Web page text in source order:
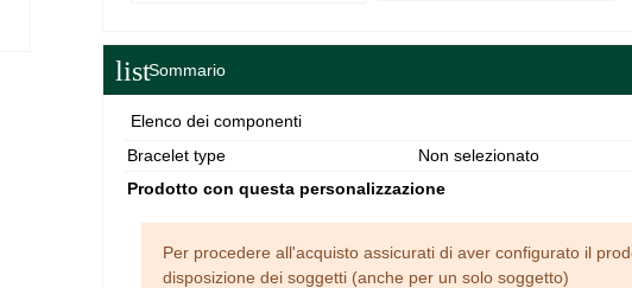
listSommario
Elenco dei componenti
Bracelet type
Non selezionato
Prodotto con questa personalizzazione
Per procedere all'acquisto assicurati di aver configurato il
disposizione dei soggetti (anche per un solo soggetto)